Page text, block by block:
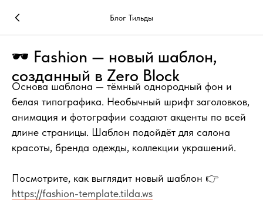
Блог Тильды
🕶 Fashion — новый шаблон,
созданный в Zero Block
Основа шаблона — тёмный однородный фон и
белая типографика. Необычный шрифт заголовков,
анимация и фотографии создают акценты по всей
длине страницы. Шаблон подойдёт для салона
красоты, бренда одежды, коллекции украшений.
Посмотрите, как выглядит новый шаблон 👉
https://fashion-template.tilda.ws